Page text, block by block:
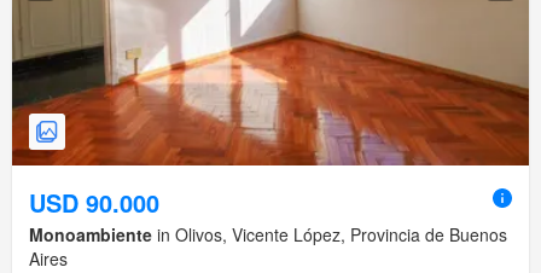
USD 90.000
Monoambiente in Olivos, Vicente López, Provincia de Buenos
Aires